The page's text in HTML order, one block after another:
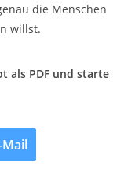
die Menschen
willst.
als PDF und starte
Mail